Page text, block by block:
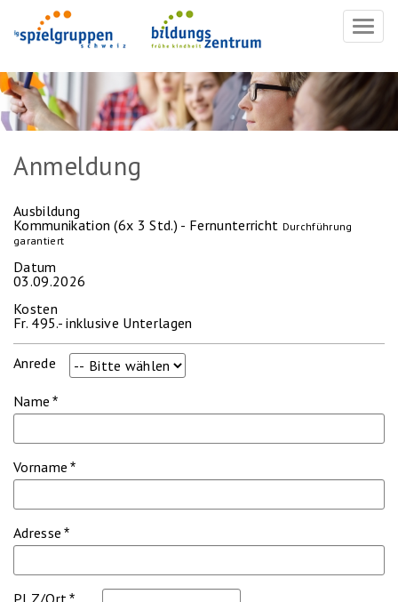
Anmeldung
Ausbildung
Kommunikation (6x 3 Std.) - Fernunterricht Durchführung
garantiert
Datum
03.09.2026
Kosten
Fr. 495.- inklusive Unterlagen
Anrede
Name *
Vorname *
Adresse *
PLZ/Ort *